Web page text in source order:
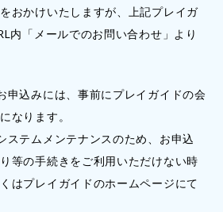
おかけいたしますが、上記プレイガ
内「メールでのお問い合わせ」より
申込みには、事前にプレイガイドの会
なります。
ステムメンテナンスのため、お申込
等の手続きをご利用いただけない時
はプレイガイドのホームページにて